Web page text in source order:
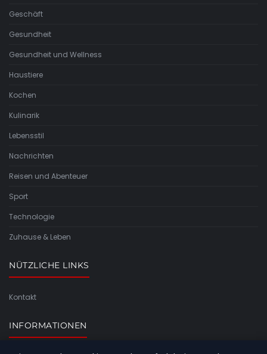
Geschäft
Gesundheit
Gesundheit und Wellness
Haustiere
Kochen
Kulinarik
Lebensstil
Nachrichten
Reisen und Abenteuer
Sport
Technologie
Zuhause & Leben
NÜTZLICHE LINKS
Kontakt
INFORMATIONEN